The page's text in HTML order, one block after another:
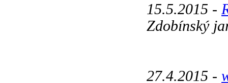
15.5.2015 -
Zdobínský
27.4.2015 -